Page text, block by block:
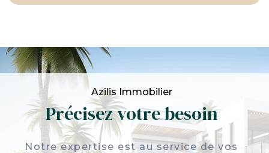
Azilis Immobilier
Précisez votre besoin
Notre expertise est au service de vos